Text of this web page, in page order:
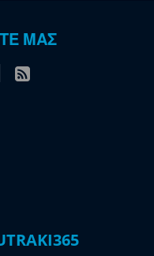
ΜΑΣ